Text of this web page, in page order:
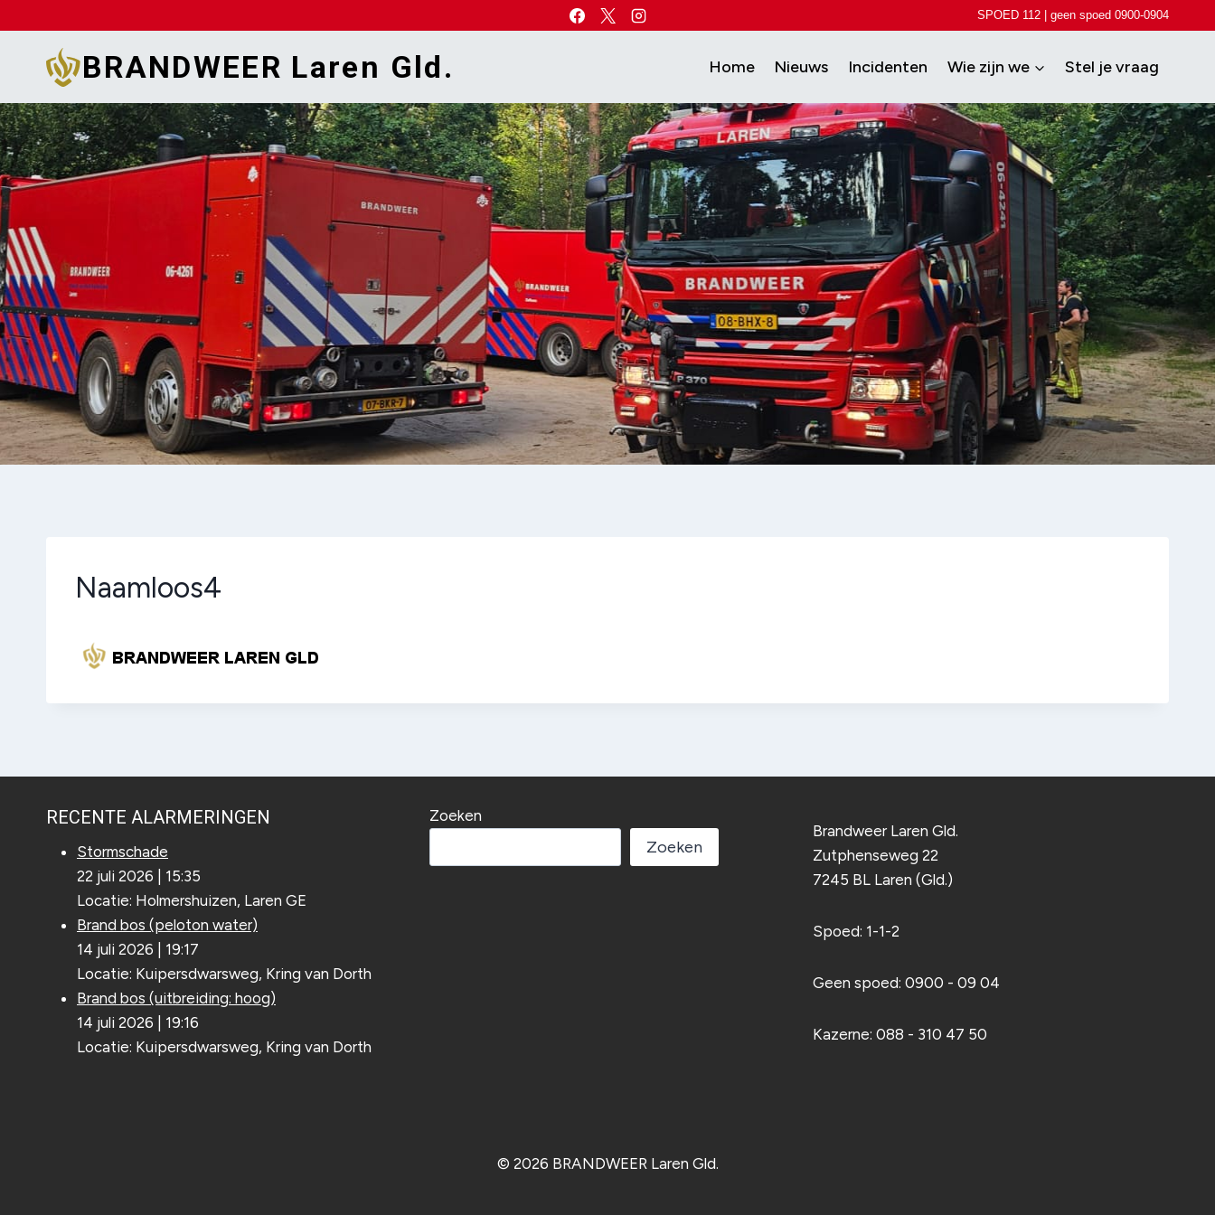
naar
SPOED 112 | geen spoed 0900-0904
BRANDWEER Laren Gld. Home Nieuws Incidenten Wie zijn we Stel je vraag
Naamloos4
RECENTE ALARMERINGEN
Stormschade
22 juli 2026
15:35
Locatie: Holmershuizen, Laren GE
Brand bos (peloton water)
14 juli 2026
19:17
Locatie: Kuipersdwarsweg, Kring van Dorth
Brand bos (uitbreiding: hoog)
14 juli 2026
19:16
Locatie: Kuipersdwarsweg, Kring van Dorth
Zoeken
Zoeken
Brandweer Laren Gld.
Zutphenseweg 22
7245 BL Laren (Gld.)
Spoed: 1-1-2
Geen spoed: 0900 - 09 04
Kazerne: 088 - 310 47 50
© 2026 BRANDWEER Laren Gld.